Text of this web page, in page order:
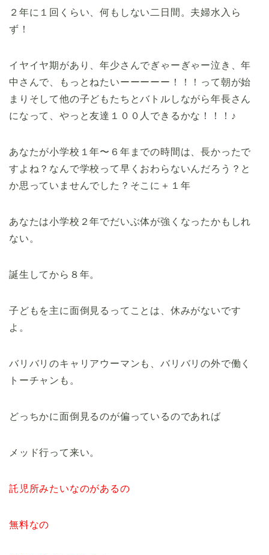
２年に１回くらい、何もしない二日間。夫婦水入ら
ず！
イヤイヤ期があり、年少さんでぎゃーぎゃー泣き、年
中さんで、もっとねたいーーーーー！！！って朝が始
まりそして他の子どもたちとバトルしながら年長さん
になって、やっと友達１００人できるかな！！！♪
あなたが小学校１年〜６年までの時間は、長かったで
すよね？なんで学校って早くおわらないんだろう？と
か思っていませんでした？そこに＋１年
あなたは小学校２年でだいぶ体が強くなったかもしれ
ない。
誕生してから８年。
子どもを主に面倒見るってことは、休みがないです
よ。
バリバリのキャリアウーマンも、バリバリの外で働く
トーチャンも。
どっちかに面倒見るのが偏っているのであれば
メッド行って来い。
託児所みたいなのがあるの
無料なの